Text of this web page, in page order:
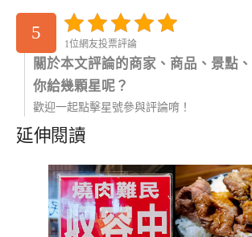
5
1位網友投票評論
關於本文評論的商家、商品、景點
你給幾顆星呢？
歡迎一起點擊星號參與評論唷！
延伸閱讀